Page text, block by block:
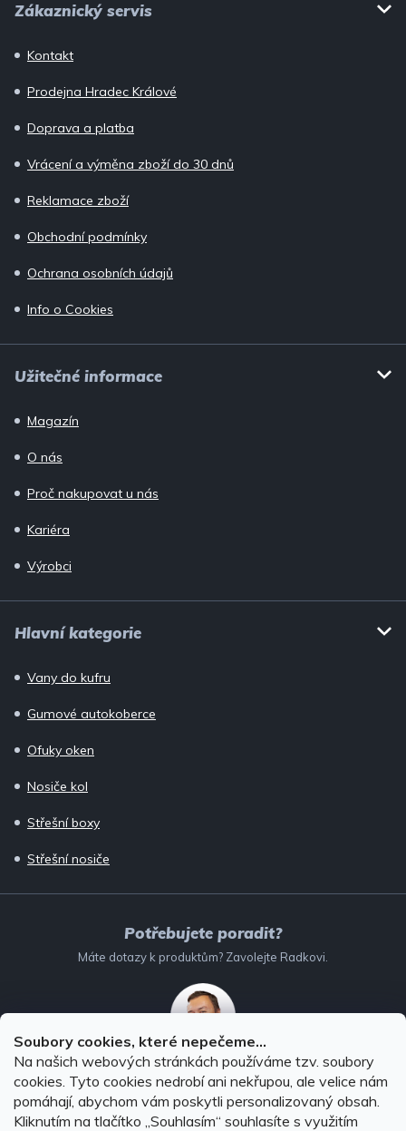
Soubory cookies, které nepečeme...
Na našich webových stránkách používáme tzv. soubory
cookies. Tyto cookies nedrobí ani nekřupou, ale velice nám
pomáhají, abychom vám poskytli personalizovaný obsah.
Kliknutím na tlačítko ,,Souhlasím“ souhlasíte s využitím
Zákaznický servis
Kontakt
Prodejna Hradec Králové
Doprava a platba
Vrácení a výměna zboží do 30 dnů
Reklamace zboží
Obchodní podmínky
Ochrana osobních údajů
Info o Cookies
Užitečné informace
Magazín
O nás
Proč nakupovat u nás
Kariéra
Výrobci
Hlavní kategorie
Vany do kufru
Gumové autokoberce
Ofuky oken
Nosiče kol
Střešní boxy
Střešní nosiče
Potřebujete poradit?
Máte dotazy k produktům? Zavolejte Radkovi.
732 147 896 (Po–Pá: 8–16:00)
info@autodoplnky-obchod.cz